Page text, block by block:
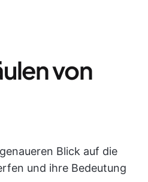
von
Blick auf die
und ihre Bedeutung